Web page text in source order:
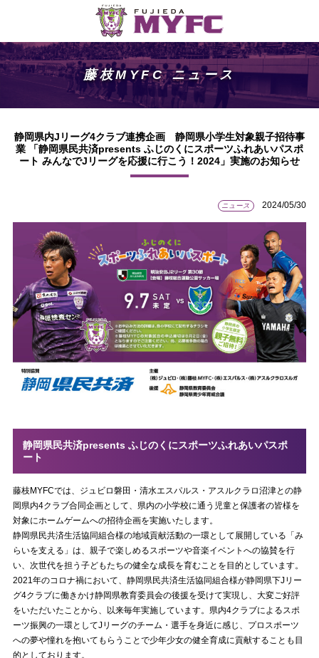
藤枝MYFC ニュース
静岡県内Jリーグ4クラブ連携企画 静岡県小学生対象親子招待事
業 「静岡県民共済presents ふじのくにスポーツふれあいパスポ
ート みんなでJリーグを応援に行こう！2024」実施のお知らせ
ニュース 2024/05/30
静岡県民共済presents ふじのくにスポーツふれあいパスポ
ート
藤枝MYFCでは、ジュビロ磐田・清水エスパルス・アスルクラロ沼津との静
岡県内4クラブ合同企画として、県内の小学校に通う児童と保護者の皆様を
対象にホームゲームへの招待企画を実施いたします。
静岡県民共済生活協同組合様の地域貢献活動の一環として展開している「み
らいを支える」は、親子で楽しめるスポーツや音楽イベントへの協賛を行
い、次世代を担う子どもたちの健全な成長を育むことを目的としています。
2021年のコロナ禍において、静岡県民共済生活協同組合様が静岡県下Jリー
グ4クラブに働きかけ静岡県教育委員会の後援を受けて実現し、大変ご好評
をいただいたことから、以来毎年実施しています。県内4クラブによるスポ
ーツ振興の一環としてJリーグのチーム・選手を身近に感じ、プロスポーツ
への夢や憧れを抱いてもらうことで少年少女の健全育成に貢献することも目
的としております。